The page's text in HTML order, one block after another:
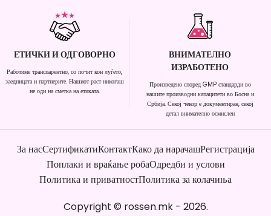
ЕТИЧКИ И ОДГОВОРНО
Работиме транспарентно, со почит кон луѓето,
заедницата и партнерите. Нашиот раст никогаш
не оди на сметка на етиката.
ВНИМАТЕЛНО
ИЗРАБОТЕНО
Произведено според GMP стандарди во
нашите производни капацитети во Босна и
Србија. Секој чекор е документиран, секој
детал внимателно осмислен
За насСертификатиКонтактКако да нарачашРегистрација
Поплаки и враќање робаОдредби и услови
Политика и приватностПолитика за колачиња
Copyright © rossen.mk- 2026.